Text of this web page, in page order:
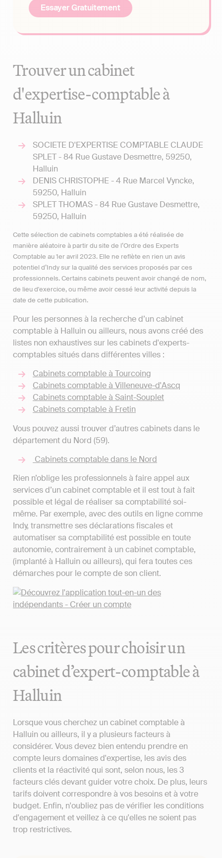
Essayer Gratuitement
Trouver un cabinet
d'expertise-comptable à
Halluin
SOCIETE D'EXPERTISE COMPTABLE CLAUDE
SPLET - 84 Rue Gustave Desmettre, 59250,
Halluin
DENIS CHRISTOPHE - 4 Rue Marcel Vyncke,
59250, Halluin
SPLET THOMAS - 84 Rue Gustave Desmettre,
59250, Halluin
Cette sélection de cabinets comptables a été réalisée de
manière aléatoire à partir du site de l’Ordre des Experts
Comptable au 1er avril 2023. Elle ne reflète en rien un avis
potentiel d’Indy sur la qualité des services proposés par ces
professionnels. Certains cabinets peuvent avoir changé de nom,
de lieu d'exercice, ou même avoir cessé leur activité depuis la
date de cette publication.
Pour les personnes à la recherche d’un cabinet
comptable à Halluin ou ailleurs, nous avons créé des
listes non exhaustives sur les cabinets d'experts-
comptables situés dans différentes villes :
Cabinets comptable à Tourcoing
Cabinets comptable à Villeneuve-d'Ascq
Cabinets comptable à Saint-Souplet
Cabinets comptable à Fretin
Vous pouvez aussi trouver d’autres cabinets dans le
département du Nord (59).
Cabinets comptable dans le Nord
Rien n’oblige les professionnels à faire appel aux
services d’un cabinet comptable et il est tout à fait
possible et légal de réaliser sa comptabilité soi-
même. Par exemple, avec des outils en ligne comme
Indy, transmettre ses déclarations fiscales et
automatiser sa comptabilité est possible en toute
autonomie, contrairement à un cabinet comptable,
(implanté à Halluin ou ailleurs), qui fera toutes ces
démarches pour le compte de son client.
Les critères pour choisir un
cabinet d’expert-comptable à
Halluin
Lorsque vous cherchez un cabinet comptable à
Halluin ou ailleurs, il y a plusieurs facteurs à
considérer. Vous devez bien entendu prendre en
compte leurs domaines d'expertise, les avis des
clients et la réactivité qui sont, selon nous, les 3
facteurs clés devant guider votre choix. De plus, leurs
tarifs doivent correspondre à vos besoins et à votre
budget. Enfin, n'oubliez pas de vérifier les conditions
d'engagement et veillez à ce qu'elles ne soient pas
trop restrictives.